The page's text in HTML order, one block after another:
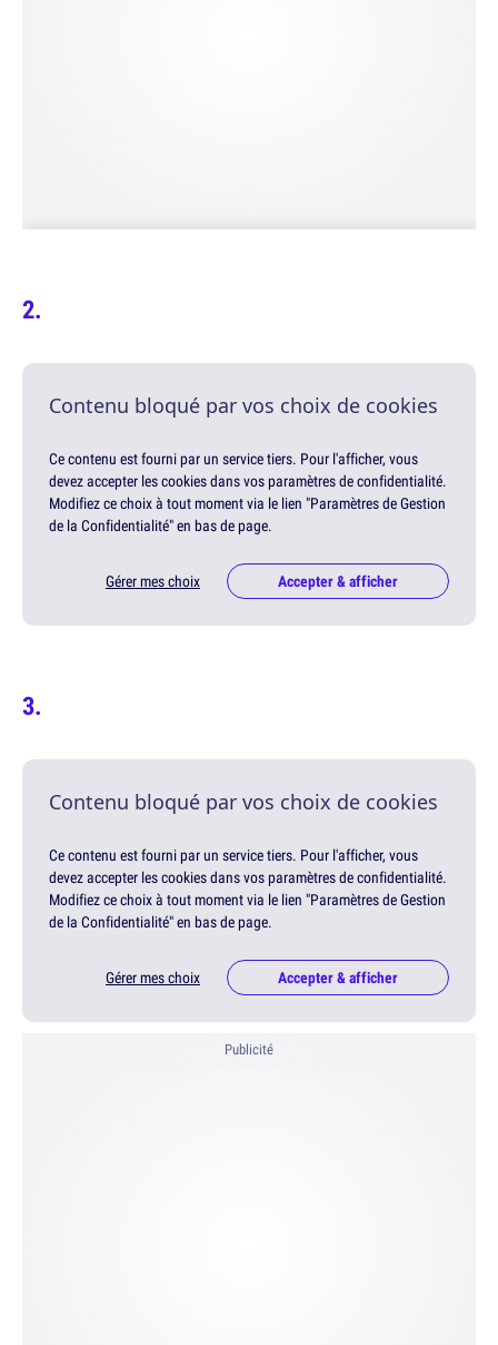
Contenu bloqué par vos choix de cookies
Ce contenu est fourni par un service tiers. Pour l'afficher, vous
devez accepter les cookies dans vos paramètres de confidentialité.
Modifiez ce choix à tout moment via le lien "Paramètres de Gestion
de la Confidentialité" en bas de page.
Gérer mes choix Accepter & afficher
Contenu bloqué par vos choix de cookies
Ce contenu est fourni par un service tiers. Pour l'afficher, vous
devez accepter les cookies dans vos paramètres de confidentialité.
Modifiez ce choix à tout moment via le lien "Paramètres de Gestion
de la Confidentialité" en bas de page.
Gérer mes choix Accepter & afficher
Publicité